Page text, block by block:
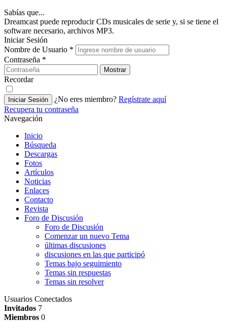
Sabías que...
Dreamcast puede reproducir CDs musicales de serie y, si se tiene el
software necesario, archivos MP3.
Iniciar Sesión
Nombre de Usuario *
Contraseña *
Mostrar
Recordar
Iniciar Sesión ¿No eres miembro? Regístrate aquí
Recupera tu contraseña
Navegación
Inicio
Búsqueda
Descargas
Fotos
Artículos
Noticias
Enlaces
Contacto
Revista
Foro de Discusión
Foro de Discusión
Comenzar un nuevo Tema
últimas discusiones
discusiones en las que participó
Temas bajo seguimiento
Temas sin respuestas
Temas sin resolver
Usuarios Conectados
Invitados 7
Miembros 0